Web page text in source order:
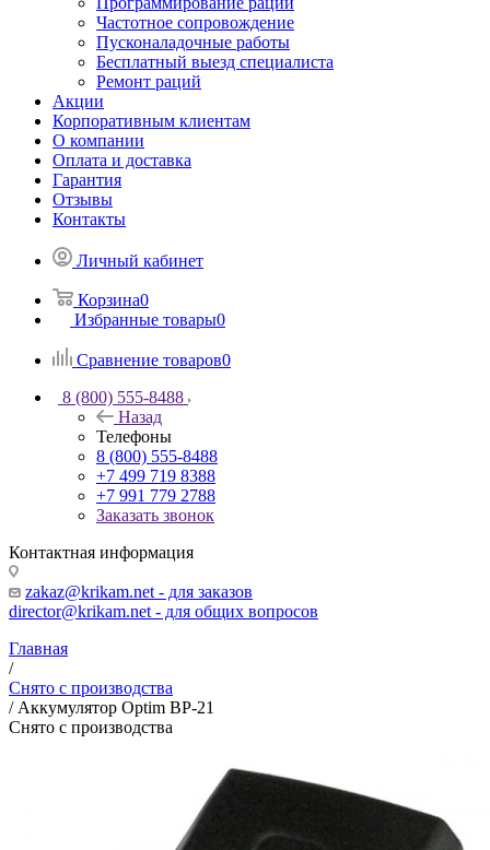
Частотное сопровождение
Пусконаладочные работы
Бесплатный выезд специалиста
Ремонт раций
Акции
Корпоративным клиентам
О компании
Оплата и доставка
Гарантия
Отзывы
Контакты
Личный кабинет
Корзина0
Избранные товары0
Сравнение товаров0
8 (800) 555-8488
Назад
Телефоны
8 (800) 555-8488
+7 499 719 8388
+7 991 779 2788
Заказать звонок
Контактная информация
zakaz@krikam.net - для заказов
director@krikam.net - для общих вопросов
Главная
/
Снято с производства
/ Аккумулятор Optim BP-21
Снято с производства